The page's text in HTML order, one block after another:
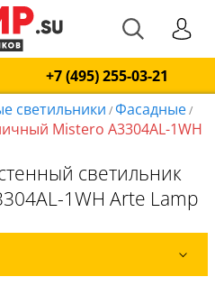
+7 (495) 255-03-21
светильники /Фасадные/
Mistero A3304AL-1WH
светильник
1WH Arte Lamp